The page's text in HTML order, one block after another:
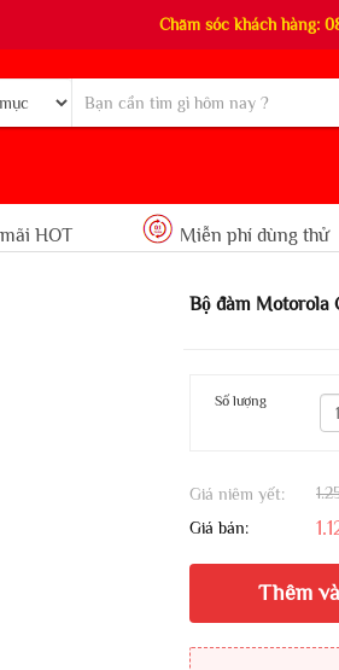
Chăm sóc khách hàng:
HOT Miễn phí dùng thử
Bộ đàm Motorola
Số lượng
Giá niêm yết:
Giá bán:
Thêm